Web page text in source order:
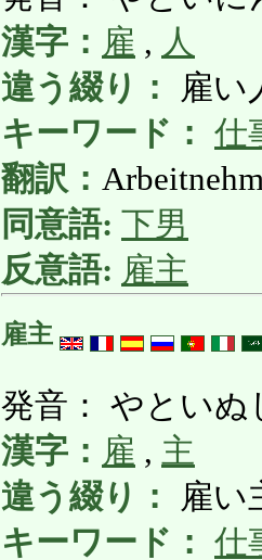
漢字： 雇 , 人
違う綴り：
雇い
キーワード： 仕
翻訳：
同意語: 下男
反意語: 雇主
雇主
発音： やといぬ
漢字： 雇 , 主
違う綴り：
雇い
キーワード： 仕